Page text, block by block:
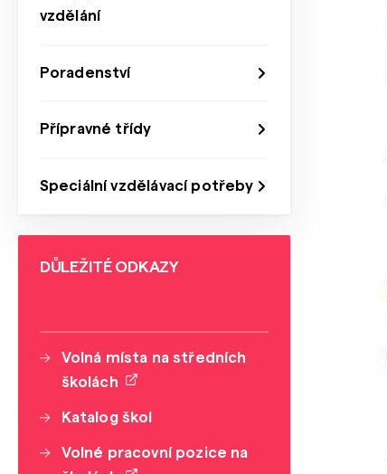
vzdělání
Poradenství
Přípravné třídy
Speciální vzdělávací potřeby
DŮLEŽITÉ ODKAZY
Volná místa na středních
školách
Katalog škol
Volné pracovní pozice na